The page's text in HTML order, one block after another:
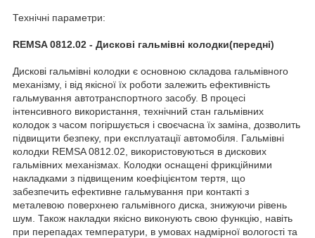
Технічні параметри:
REMSA 0812.02 - Дискові гальмівні колодки(передні)
Дискові гальмівні колодки є основною складова гальмівного
механізму, і від якісної їх роботи залежить ефективність
гальмування автотранспортного засобу. В процесі
інтенсивного використання, технічний стан гальмівних
колодок з часом погіршується і своєчасна їх заміна, дозволить
підвищити безпеку, при експлуатації автомобіля. Гальмівні
колодки REMSA 0812.02, використовуються в дискових
гальмівних механізмах. Колодки оснащені фрикційними
накладками з підвищеним коефіцієнтом тертя, що
забезпечить ефективне гальмування при контакті з
металевою поверхнею гальмівного диска, знижуючи рівень
шум. Також накладки якісно виконують свою функцію, навіть
при перепадах температури, в умовах надмірної вологості та